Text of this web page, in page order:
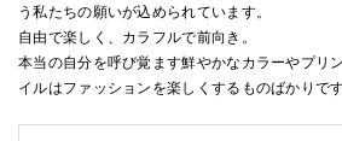
う私たちの願いが込められています。
自由で楽しく、カラフルで前向き。
本当の自分を呼び覚ます鮮やかなカラーやプリ
イルはファッションを楽しくするものばかりです